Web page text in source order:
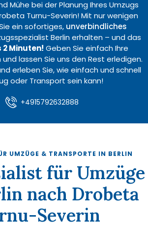
Mühe bei der Planung Ihres Umzugs
Turnu-Severin! Mit nur wenigen
ein sofortiges, unverbindliches
Berlin erhalten – und das
2 Minuten! Geben Sie einfach Ihre
lassen Sie uns den Rest erledigen.
erleben Sie, wie einfach und schnell
oder Transport sein kann!
+4915792632888
UMZÜGE & TRANSPORTE IN BERLIN
für Umzüge
nach Drobeta
Severin